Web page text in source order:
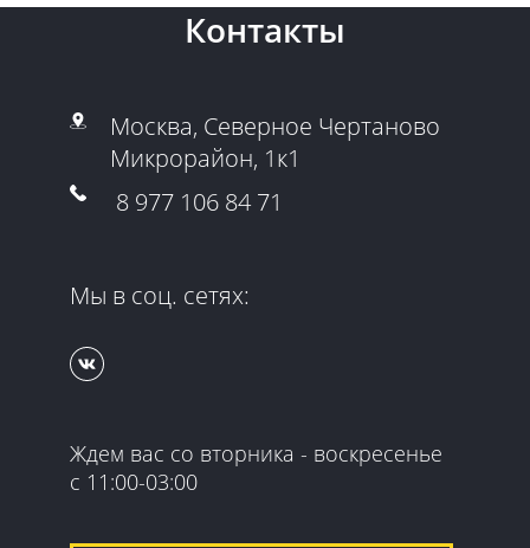
Контакты
Москва, Северное Чертаново
Микрорайон, 1к1
8 977 106 84 71
Мы в соц. сетях:
Ждем вас со вторника - воскресенье
с 11:00-03:00